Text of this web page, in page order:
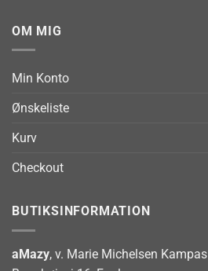
OM MIG
Min Konto
Ønskeliste
Kurv
Checkout
BUTIKSINFORMATION
aMazy, v. Marie Michelsen Kampas